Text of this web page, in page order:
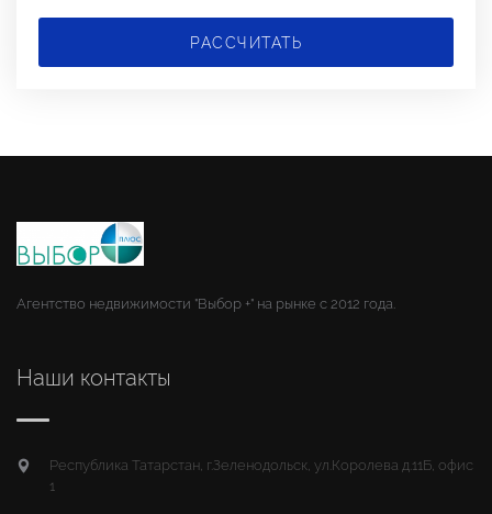
РАССЧИТАТЬ
Агентство недвижимости "Выбор +" на рынке с 2012 года.
Наши контакты
Республика Татарстан, г.Зеленодольск, ул.Королева д.11Б, офис
1